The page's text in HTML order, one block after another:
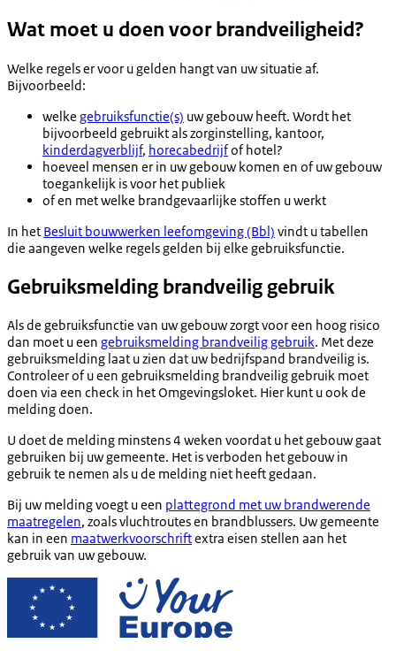
Wat moet u doen voor brandveiligheid?
Welke regels er voor u gelden hangt van uw situatie af.
Bijvoorbeeld:
welke gebruiksfunctie(s) uw gebouw heeft. Wordt het
bijvoorbeeld gebruikt als zorginstelling, kantoor,
kinderdagverblijf, horecabedrijfof hotel?
hoeveel mensen er in uw gebouw komen en of uw gebouw
toegankelijk is voor het publiek
of en met welke brandgevaarlijke stoffen u werkt
In het Besluit bouwwerken leefomgeving (Bbl) vindt u tabellen
die aangeven welke regels gelden bij elke gebruiksfunctie.
Gebruiksmelding brandveilig gebruik
Als de gebruiksfunctie van uw gebouw zorgt voor een hoog risico
dan moet u een gebruiksmelding brandveilig gebruik. Met deze
gebruiksmelding laat u zien dat uw bedrijfspand brandveilig is.
Controleer of u een gebruiksmelding brandveilig gebruik moet
doen via een check in het Omgevingsloket. Hier kunt u ook de
melding doen.
U doet de melding minstens 4 weken voordat u het gebouw gaat
gebruiken bij uw gemeente. Het is verboden het gebouw in
gebruik te nemen als u de melding niet heeft gedaan.
Bij uw melding voegt u een plattegrond met uw brandwerende
maatregelen, zoals vluchtroutes en brandblussers. Uw gemeente
kan in een maatwerkvoorschriftextra eisen stellen aan het
gebruik van uw gebouw.